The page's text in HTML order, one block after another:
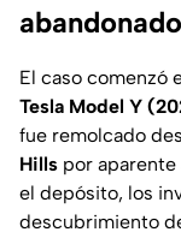
abandonado
El caso comenzó
Tesla Model Y
fue remolcado
Hills por
el depósito, los
descubrimiento